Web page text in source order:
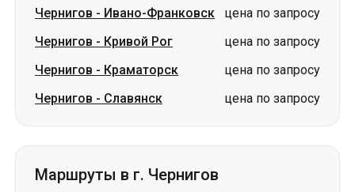
Чернигов - Ивано-Франковск
цена по запросу
Чернигов - Кривой Рог
цена по запросу
Чернигов - Краматорск
цена по запросу
Чернигов - Славянск цена по запросу
Маршруты в г. Чернигов